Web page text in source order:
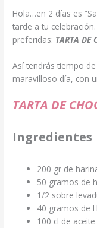
Hola…en 2 días es
tarde a tu
preferidas: TARTA DE
Así tendrás tiempo
maravilloso día, con
TARTA DE
Ingredientes
200 gr de
50 gramos de
1/2 sobre
40 gramos de
100 cl de